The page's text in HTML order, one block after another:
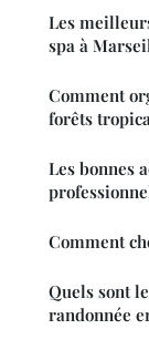
Les
spa à
Comment
forêts
Les bonnes
Comment
Quels sont
randonnée